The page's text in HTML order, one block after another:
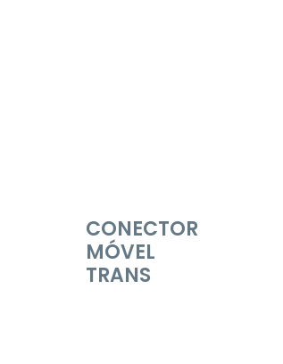
CONECTOR
MÓVEL
TRANS